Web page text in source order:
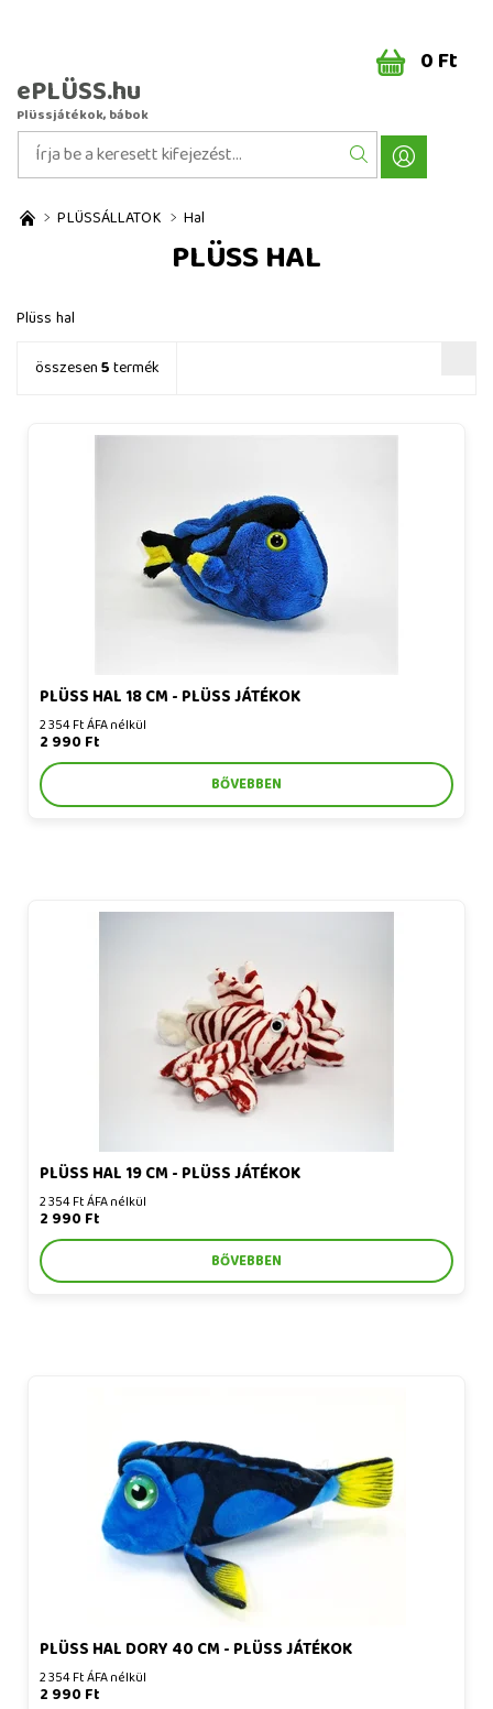
ePLÜSS.hu
Plüssjátékok, bábok
0 Ft
PLÜSSÁLLATOK Hal
PLÜSS HAL
Plüss hal
összesen5termék
PLÜSS HAL 18 CM - PLÜSS JÁTÉKOK
2 354 Ft ÁFA nélkül
2 990 Ft
BŐVEBBEN
PLÜSS HAL 19 CM - PLÜSS JÁTÉKOK
2 354 Ft ÁFA nélkül
2 990 Ft
BŐVEBBEN
PLÜSS HAL DORY 40 CM - PLÜSS JÁTÉKOK
2 354 Ft ÁFA nélkül
2 990 Ft